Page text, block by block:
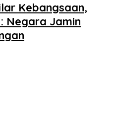
Kebangsaan,
Negara Jamin